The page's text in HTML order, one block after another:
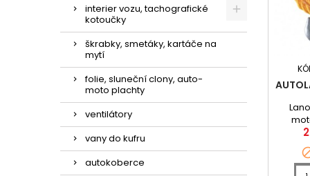
interier vozu, tachografické
kotoučky
škrabky, smetáky, kartáče na
mytí
folie, sluneční clony, auto-
moto plachty
ventilátory
vany do kufru
autokoberce